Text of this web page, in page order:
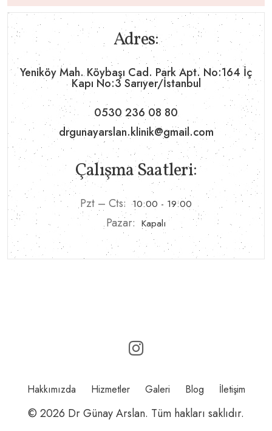
Adres:
Yeniköy Mah. Köybaşı Cad. Park Apt. No:164 İç
Kapı No:3 Sarıyer/İstanbul
0530 236 08 80
drgunayarslan.klinik@gmail.com
Çalışma Saatleri:
Pzt – Cts: 10:00 - 19:00
Pazar: Kapalı
Hakkımızda Hizmetler Galeri Blog İletişim
© 2026 Dr Günay Arslan. Tüm hakları saklıdır.